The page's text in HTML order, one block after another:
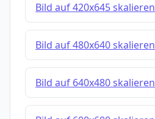
Bild auf 420x645 skalieren
Bild auf 480x640 skalieren
Bild auf 640x480 skalieren